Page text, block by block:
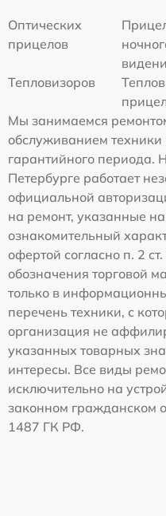
Оптических
прицелов
Тепловизоров
Мы занимаемся
обслуживанием техники
гарантийного периода.
Петербурге работает
официальной
на ремонт, указанные
ознакомительный
офертой согласно п. 2
обозначения торговой
только в
перечень техники, с
организация не
указанных товарных
интересы. Все виды
исключительно на
законном гражданском
1487 ГК РФ.